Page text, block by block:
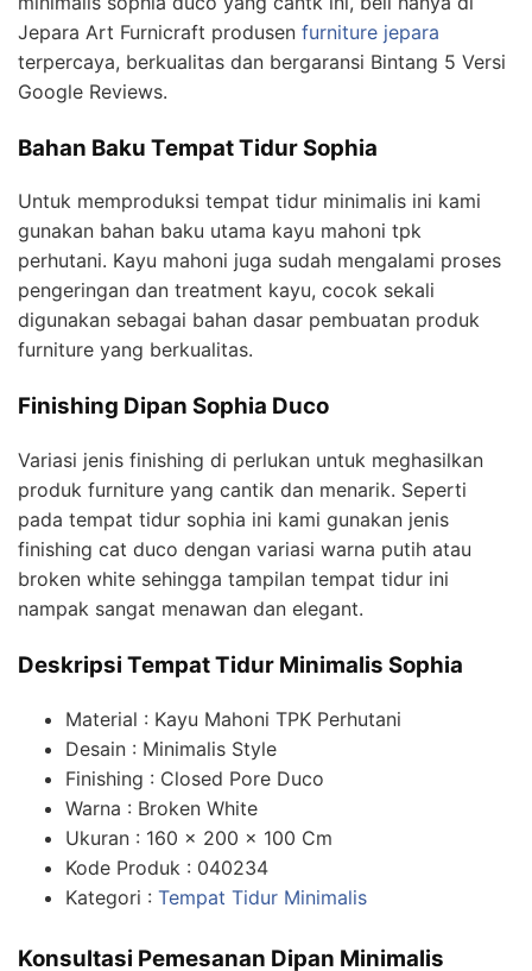
Jepara Art Furnicraft produsen furniture jepara
terpercaya, berkualitas dan bergaransi Bintang 5 Versi
Google Reviews.
Bahan Baku Tempat Tidur Sophia
Untuk memproduksi tempat tidur minimalis ini kami
gunakan bahan baku utama kayu mahoni tpk
perhutani. Kayu mahoni juga sudah mengalami proses
pengeringan dan treatment kayu, cocok sekali
digunakan sebagai bahan dasar pembuatan produk
furniture yang berkualitas.
Finishing Dipan Sophia Duco
Variasi jenis finishing di perlukan untuk meghasilkan
produk furniture yang cantik dan menarik. Seperti
pada tempat tidur sophia ini kami gunakan jenis
finishing cat duco dengan variasi warna putih atau
broken white sehingga tampilan tempat tidur ini
nampak sangat menawan dan elegant.
Deskripsi Tempat Tidur Minimalis Sophia
Material : Kayu Mahoni TPK Perhutani
Desain : Minimalis Style
Finishing : Closed Pore Duco
Warna : Broken White
Ukuran : 160 x 200 x 100 Cm
Kode Produk : 040234
Kategori : Tempat Tidur Minimalis
Konsultasi Pemesanan Dipan Minimalis